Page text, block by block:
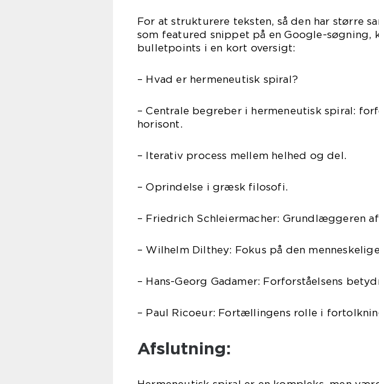
For at strukturere teksten, så den har større
som featured snippet på en Google-søgning,
bulletpoints i en kort oversigt:
– Hvad er hermeneutisk spiral?
– Centrale begreber i hermeneutisk spiral:
horisont.
– Iterativ process mellem helhed og del.
– Oprindelse i græsk filosofi.
– Friedrich Schleiermacher: Grundlæggeren
– Wilhelm Dilthey: Fokus på den
– Hans-Georg Gadamer: Forforståelsens
– Paul Ricoeur: Fortællingens rolle i
Afslutning: